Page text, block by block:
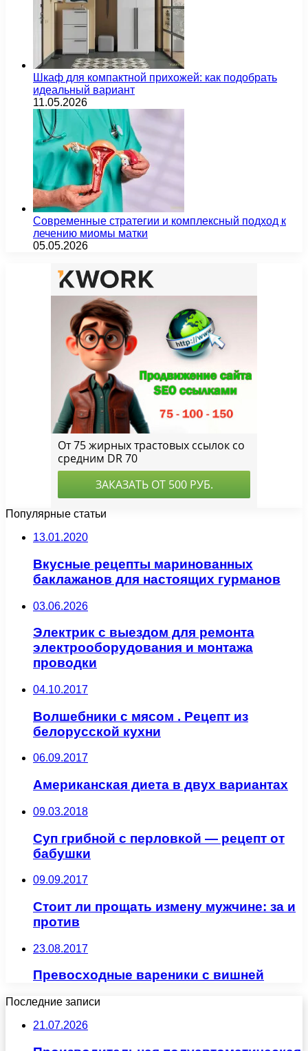
Шкаф для компактной прихожей: как подобрать
идеальный вариант
11.05.2026
Современные стратегии и комплексный подход к
лечению миомы матки
05.05.2026
Популярные статьи
13.01.2020
Вкусные рецепты маринованных
баклажанов для настоящих гурманов
03.06.2026
Электрик с выездом для ремонта
электрооборудования и монтажа
проводки
04.10.2017
Волшебники с мясом . Рецепт из
белорусской кухни
06.09.2017
Американская диета в двух вариантах
09.03.2018
Суп грибной с перловкой — рецепт от
бабушки
09.09.2017
Стоит ли прощать измену мужчине: за и
против
23.08.2017
Превосходные вареники с вишней
Последние записи
21.07.2026